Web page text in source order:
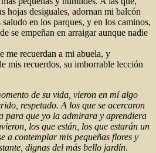
hojas desiguales, adornan mi balcón
en los parques, y en los caminos,
se empeñan en arraigar aunque nadie
me recuerdan a mi abuela, y
mis recuerdos, su imborrable lección
de su vida, vieron en mí algo
respetado. A los que se acercaron
para que yo la admirara y aprendiera
los que están, los que estarán un
contemplar mis pequeñas flores y
dignas del más bello jardín.